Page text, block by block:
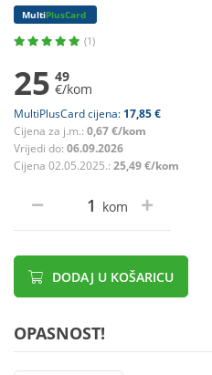
MultiPlusCard
(1)
25 49
€/kom
MultiPlusCard cijena: 17,85 €
Cijena za j.m.: 0,67 €/kom
Vrijedi do: 06.09.2026
Cijena 02.05.2025.: 25,49 €/kom
kom
DODAJ U KOŠARICU
OPASNOST!